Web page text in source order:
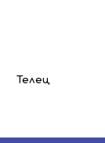
Телец